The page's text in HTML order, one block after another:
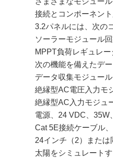
接続とコンポーネン
3.2パネルには、次の
ソーラーモジュール回
MPPT負荷レギュレー
次の機能を備えたデ
データ収集モジュー
絶縁型AC電圧入力モ
絶縁型AC入力モジュ
電源、24 VDC、35W
Cat 5E接続ケーブル
24インチ（2）または
太陽をシミュレート